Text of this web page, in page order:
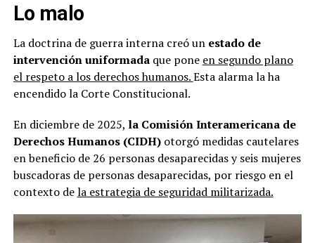
Lo malo
La doctrina de guerra interna creó un estado de
intervención uniformada que pone en segundo plano
el respeto a los derechos humanos.Esta alarma la ha
encendido la Corte Constitucional.
En diciembre de 2025, la Comisión Interamericana de
Derechos Humanos (CIDH) otorgó medidas cautelares
en beneficio de 26 personas desaparecidas y seis mujeres
buscadoras de personas desaparecidas, por riesgo en el
contexto dela estrategia de seguridad militarizada.